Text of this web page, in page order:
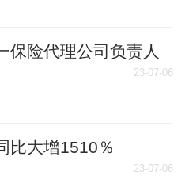
保险代理公司负责人
23-07-06
比大增1510％
23-07-06